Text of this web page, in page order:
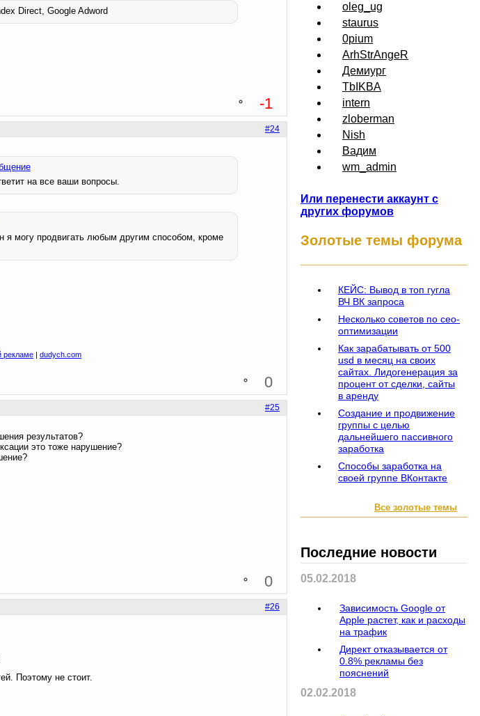
Direct, Google Adword
-1
#24
на все ваши вопросы.
я могу продвигать любым другим способом, кроме
рекламе | dudych.com
0
#25
результатов?
это тоже нарушение?
0
#26
Поэтому не стоит.
oleg_ug
staurus
0pium
ArhStrAngeR
Демиург
TbIKBA
intern
zloberman
Nish
Вадим
wm_admin
Или перенести аккаунт с
других форумов
Золотые темы форума
КЕЙС: Вывод в топ гугла
ВЧ ВК запроса
Несколько советов по сео-
оптимизации
Как зарабатывать от 500
usd в месяц на своих
сайтах. Лидогенерация за
процент от сделки, сайты
в аренду
Создание и продвижение
группы с целью
дальнейшего пассивного
заработка
Способы заработка на
своей группе ВКонтакте
Все золотые темы
Последние новости
05.02.2018
Зависимость Google от
Apple растет, как и расходы
на трафик
Директ отказывается от
0.8% рекламы без
пояснений
02.02.2018